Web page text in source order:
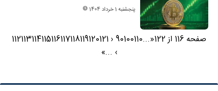
پنجشنبه 1 خرداد 1404
صفحه 116 از 122 «
...
90100110
‹
112113114115116117118119120121
›
...
»